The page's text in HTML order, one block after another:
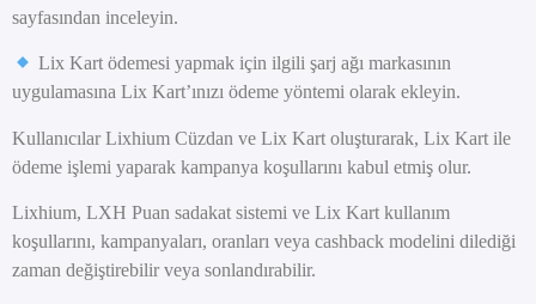
sayfasından inceleyin.
Lix Kart ödemesi yapmak için ilgili şarj ağı markasının
uygulamasına Lix Kart’ınızı ödeme yöntemi olarak ekleyin.
Kullanıcılar Lixhium Cüzdan ve Lix Kart oluşturarak, Lix Kart ile
ödeme işlemi yaparak kampanya koşullarını kabul etmiş olur.
Lixhium, LXH Puan sadakat sistemi ve Lix Kart kullanım
koşullarını, kampanyaları, oranları veya cashback modelini dilediği
zaman değiştirebilir veya sonlandırabilir.